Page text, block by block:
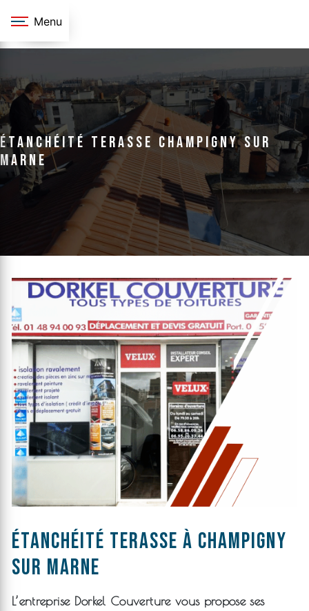
Menu
étanchéité terasse Champigny sur
marne
étanchéité terasse à Champigny
sur marne
L’entreprise Dorkel Couverturevous propose ses